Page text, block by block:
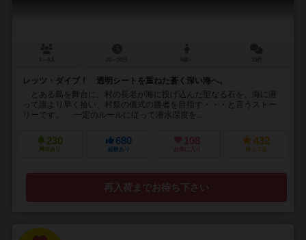
レッツ・ダイブ！ 透明シートを重ねた蒼く深い海へ。
とある島を舞台に、村の長老が海に投げ込んだ聖なる石を、海に潜
って誰より早く拾い、村祭の儀式の勝者を目指す・・・と言うストー
リーです。 一定のルールに従って潜水深度を...
230
興味あり
680
経験あり
108
お気に入り
432
持ってる
再入荷までお待ち下さい